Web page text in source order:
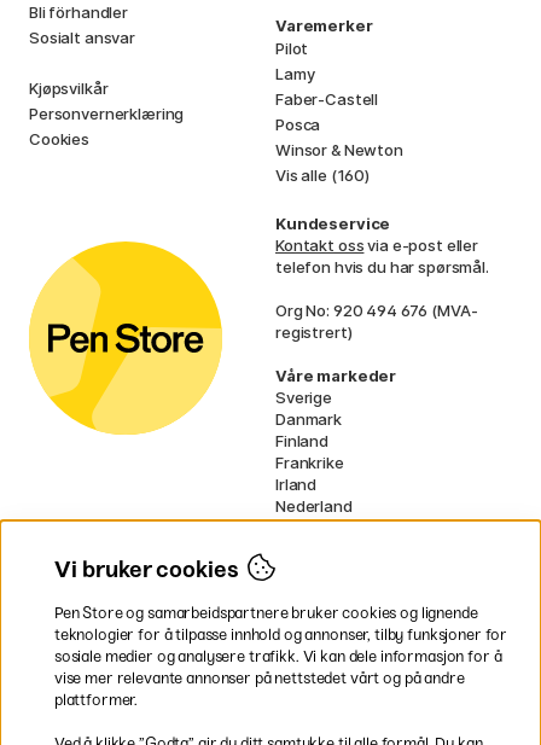
Bli förhandler
Sosialt ansvar
Kjøpsvilkår
Personvernerklæring
Cookies
Varemerker
Pilot
Lamy
Faber-Castell
Posca
Winsor & Newton
Vis alle (160)
Kundeservice
Kontakt ossvia e-post eller
telefon hvis du har spørsmål.
Org No: 920 494 676 (MVA-
registrert)
Våre markeder
Sverige
Danmark
Finland
Frankrike
Irland
Nederland
Tyskland
* Spesifikkefraktvilkårgjelder for
voluminøse varer.
Vi bruker cookies
Pen Store og samarbeidspartnere bruker cookies og lignende
teknologier for å tilpasse innhold og annonser, tilby funksjoner for
sosiale medier og analysere trafikk. Vi kan dele informasjon for å
vise mer relevante annonser på nettstedet vårt og på andre
plattformer.